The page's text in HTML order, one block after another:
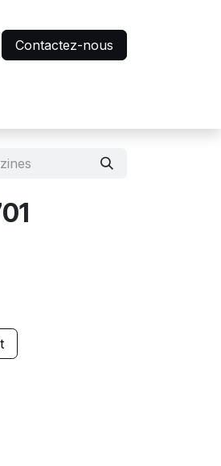
Contactez-nous